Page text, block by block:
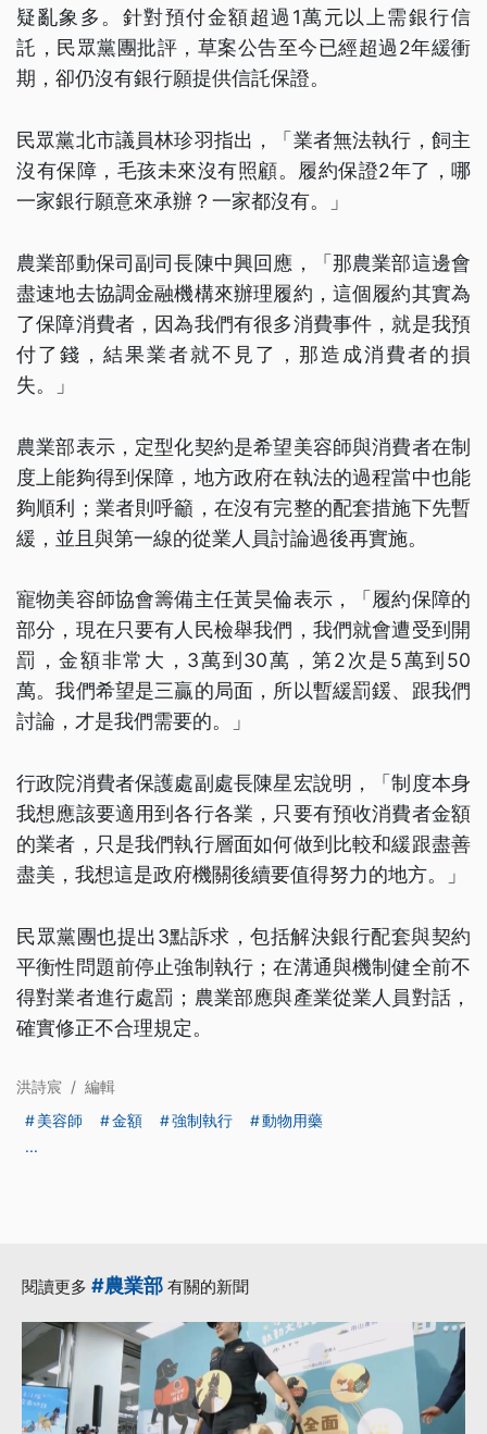
疑亂象多。針對預付金額超過1萬元以上需銀行信
託，民眾黨團批評，草案公告至今已經超過2年緩衝
期，卻仍沒有銀行願提供信託保證。
民眾黨北市議員林珍羽指出，「業者無法執行，飼主
沒有保障，毛孩未來沒有照顧。履約保證2年了，哪
一家銀行願意來承辦？一家都沒有。」
農業部動保司副司長陳中興回應，「那農業部這邊會
盡速地去協調金融機構來辦理履約，這個履約其實為
了保障消費者，因為我們有很多消費事件，就是我預
付了錢，結果業者就不見了，那造成消費者的損
失。」
農業部表示，定型化契約是希望美容師與消費者在制
度上能夠得到保障，地方政府在執法的過程當中也能
夠順利；業者則呼籲，在沒有完整的配套措施下先暫
緩，並且與第一線的從業人員討論過後再實施。
寵物美容師協會籌備主任黃昊倫表示，「履約保障的
部分，現在只要有人民檢舉我們，我們就會遭受到開
罰，金額非常大，3萬到30萬，第2次是5萬到50
萬。我們希望是三贏的局面，所以暫緩罰鍰、跟我們
討論，才是我們需要的。」
行政院消費者保護處副處長陳星宏說明，「制度本身
我想應該要適用到各行各業，只要有預收消費者金額
的業者，只是我們執行層面如何做到比較和緩跟盡善
盡美，我想這是政府機關後續要值得努力的地方。」
民眾黨團也提出3點訴求，包括解決銀行配套與契約
平衡性問題前停止強制執行；在溝通與機制健全前不
得對業者進行處罰；農業部應與產業從業人員對話，
確實修正不合理規定。
洪詩宸 / 編輯
美容師
金額 強制執行
動物用藥
...
閱讀更多 #農業部 有關的新聞